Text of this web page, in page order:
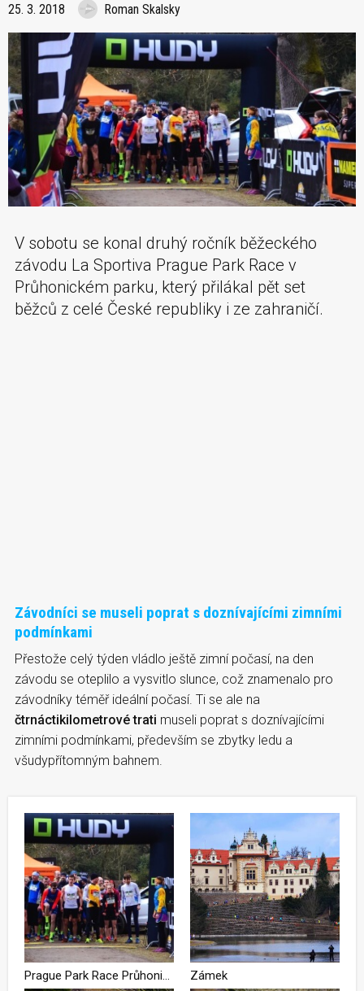
25. 3. 2018 Roman Skalsky
V sobotu se konal druhý ročník běžeckého
závodu La Sportiva Prague Park Race v
Průhonickém parku, který přilákal pět set
běžců z celé České republiky i ze zahraničí.
Závodníci se museli poprat s doznívajícími zimními
podmínkami
Přestože celý týden vládlo ještě zimní počasí, na den
závodu se oteplilo a vysvitlo slunce, což znamenalo pro
závodníky téměř ideální počasí. Ti se ale na
čtrnáctikilometrové trati museli poprat s doznívajícími
zimními podmínkami, především se zbytky ledu a
všudypřítomným bahnem.
Zámek